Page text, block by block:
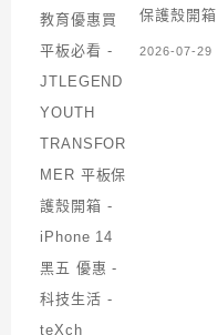
保護殼開箱
2026-07-29